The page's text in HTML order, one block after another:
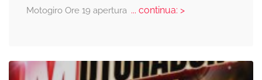
Motogiro Ore 19 apertura... continua: >